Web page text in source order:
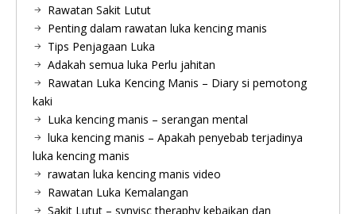
Rawatan Sakit Lutut
Penting dalam rawatan luka kencing manis
Tips Penjagaan Luka
Adakah semua luka Perlu jahitan
Rawatan Luka Kencing Manis – Diary si pemotong
kaki
Luka kencing manis – serangan mental
luka kencing manis – Apakah penyebab terjadinya
luka kencing manis
rawatan luka kencing manis video
Rawatan Luka Kemalangan
Sakit Lutut – synvisc theraphy kebaikan dan